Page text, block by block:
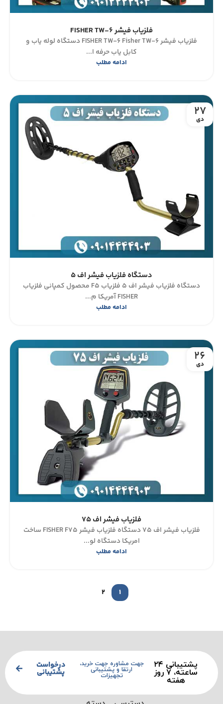
فلزیاب فیشر FISHER TW-6
فلزیاب فیشر FISHER TW-6 Fisher TW-6 دستگاه لوله یاب و
کابل یاب حرفه ا...
ادامه مطلب
27
دی
دستگاه فلزیاب فیشر اف 5
دستگاه فلزیاب فیشر اف 5 فلزیاب F5 محصول کمپانی فلزیاب
FISHER آمریکا م...
ادامه مطلب
26
دی
فلزیاب فیشر اف 75
فلزیاب فیشر اف 75 دستگاه فلزیاب فیشر FISHER F75 ساخت
امریکا دستگاه لو...
ادامه مطلب
1
2
پشتیبانی ۲۴
ساعته، ۷ روز
هفته
جهت مشاوره جهت خرید،
ارتقا و پشتیبانی
تجهیزات
درخواست
پشتیبانی